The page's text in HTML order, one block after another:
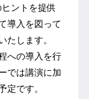
ントを提供
導入を図って
たします。
への導入を行
では講演に加
定です。